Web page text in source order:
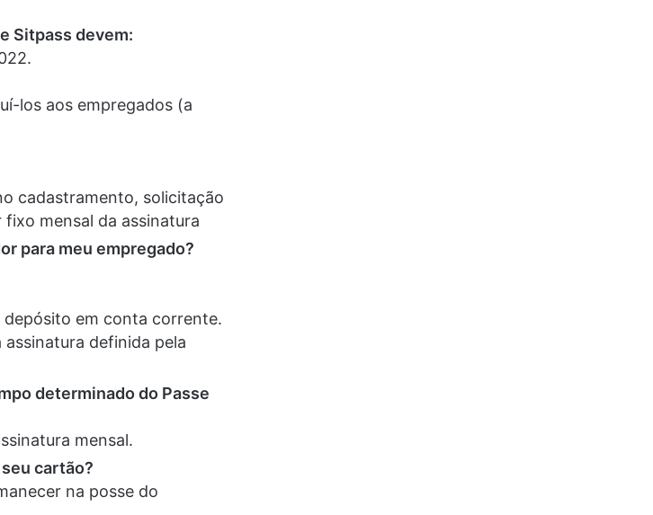
Sitpass devem:
los aos empregados (a
cadastramento, solicitação
mensal da assinatura
para meu empregado?
depósito em conta corrente.
definida pela
determinado do Passe
mensal.
cartão?
na posse do